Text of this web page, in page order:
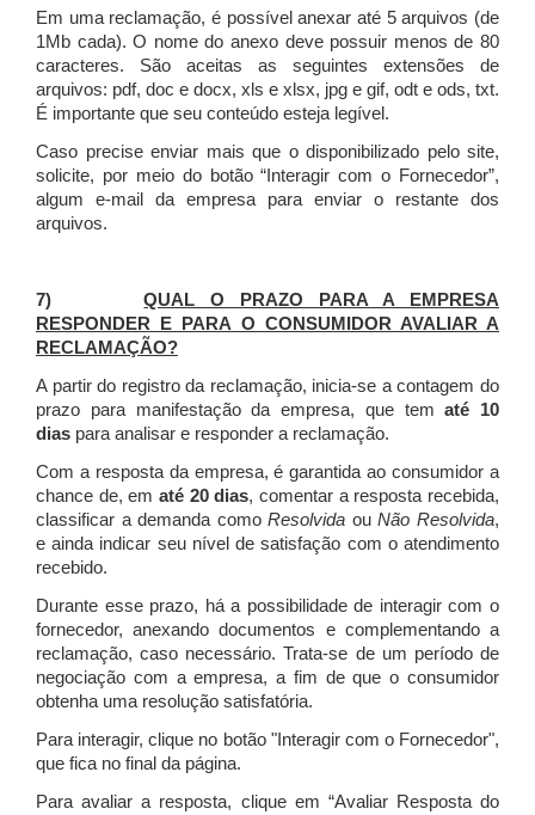
Em uma reclamação, é possível anexar até 5 arquivos (de
1Mb cada). O nome do anexo deve possuir menos de 80
caracteres. São aceitas as seguintes extensões de
arquivos: pdf, doc e docx, xls e xlsx, jpg e gif, odt e ods, txt.
É importante que seu conteúdo esteja legível.
Caso precise enviar mais que o disponibilizado pelo site,
solicite, por meio do botão “Interagir com o Fornecedor”,
algum e-mail da empresa para enviar o restante dos
arquivos.
7)QUAL O PRAZO PARA A EMPRESA
RESPONDER E PARA O CONSUMIDOR AVALIAR A
RECLAMAÇÃO?
A partir do registro da reclamação, inicia-se a contagem do
prazo para manifestação da empresa, que tematé 10
dias para analisar e responder a reclamação.
Com a resposta da empresa, é garantida ao consumidor a
chance de, em até 20 dias, comentar a resposta recebida,
classificar a demanda comoResolvida ouNão Resolvida,
e ainda indicar seu nível de satisfação com o atendimento
recebido.
Durante esse prazo, há a possibilidade de interagir com o
fornecedor, anexando documentos e complementando a
reclamação, caso necessário.Trata-se de um período de
negociação com a empresa, a fim de que o consumidor
obtenha uma resolução satisfatória.
Para interagir, clique no botão "Interagir com o Fornecedor",
que fica no final da página.
Para avaliar a resposta, clique em “Avaliar Resposta do